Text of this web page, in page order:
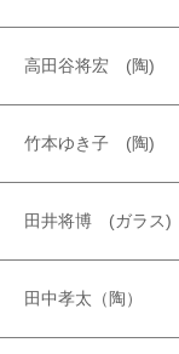
高田谷将宏 (陶)
竹本ゆき子 (陶)
田井将博 (ガラス)
田中孝太（陶）